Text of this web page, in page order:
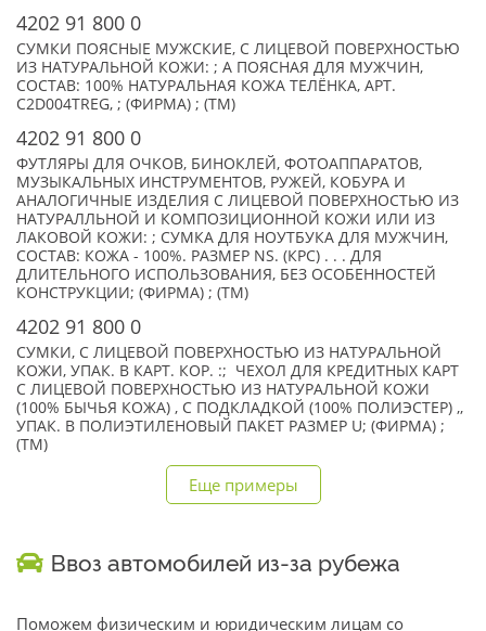
4202 91 800 0
СУМКИ ПОЯСНЫЕ МУЖСКИЕ, С ЛИЦЕВОЙ ПОВЕРХНОСТЬЮ
ИЗ НАТУРАЛЬНОЙ КОЖИ: ; А ПОЯСНАЯ ДЛЯ МУЖЧИН,
СОСТАВ: 100% НАТУРАЛЬНАЯ КОЖА ТЕЛЁНКА, АРТ.
C2D004TREG, ; (ФИРМА) ; (TM)
4202 91 800 0
ФУТЛЯРЫ ДЛЯ ОЧКОВ, БИНОКЛЕЙ, ФОТОАППАРАТОВ,
МУЗЫКАЛЬНЫХ ИНСТРУМЕНТОВ, РУЖЕЙ, КОБУРА И
АНАЛОГИЧНЫЕ ИЗДЕЛИЯ С ЛИЦЕВОЙ ПОВЕРХНОСТЬЮ ИЗ
НАТУРАЛЛЬНОЙ И КОМПОЗИЦИОННОЙ КОЖИ ИЛИ ИЗ
ЛАКОВОЙ КОЖИ: ; СУМКА ДЛЯ НОУТБУКА ДЛЯ МУЖЧИН,
СОСТАВ: КОЖА - 100%. РАЗМЕР NS. (КРС) . . . ДЛЯ
ДЛИТЕЛЬНОГО ИСПОЛЬЗОВАНИЯ, БЕЗ ОСОБЕННОСТЕЙ
КОНСТРУКЦИИ; (ФИРМА) ; (TM)
4202 91 800 0
СУМКИ, С ЛИЦЕВОЙ ПОВЕРХНОСТЬЮ ИЗ НАТУРАЛЬНОЙ
КОЖИ, УПАК. В КАРТ. КОР. :; ЧЕХОЛ ДЛЯ КРЕДИТНЫХ КАРТ
С ЛИЦЕВОЙ ПОВЕРХНОСТЬЮ ИЗ НАТУРАЛЬНОЙ КОЖИ
(100% БЫЧЬЯ КОЖА) , С ПОДКЛАДКОЙ (100% ПОЛИЭСТЕР) ,,
УПАК. В ПОЛИЭТИЛЕНОВЫЙ ПАКЕТ РАЗМЕР U; (ФИРМА) ;
(TM)
Еще примеры
Ввоз автомобилей из-за рубежа
Поможем физическим и юридическим лицам со